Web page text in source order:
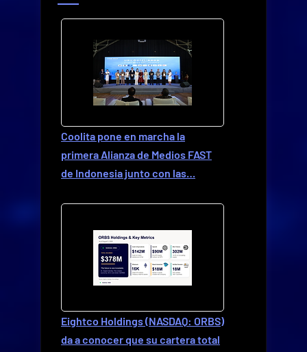
Coolita pone en marcha la
primera Alianza de Medios FAST
de Indonesia junto con las…
Eightco Holdings (NASDAQ: ORBS)
da a conocer que su cartera total